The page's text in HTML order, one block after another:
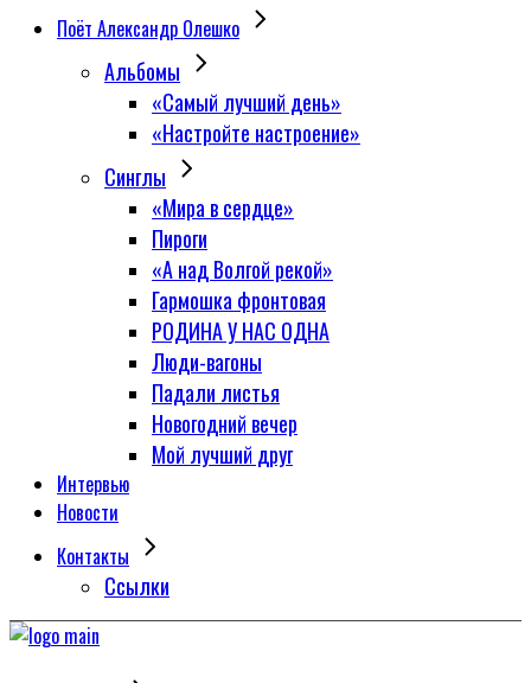
Поёт Александр Олешко
Альбомы
«Самый лучший день»
«Настройте настроение»
Синглы
«Мира в сердце»
Пироги
«А над Волгой рекой»
Гармошка фронтовая
РОДИНА У НАС ОДНА
Люди-вагоны
Падали листья
Новогодний вечер
Мой лучший друг
Интервью
Новости
Контакты
Сcылки